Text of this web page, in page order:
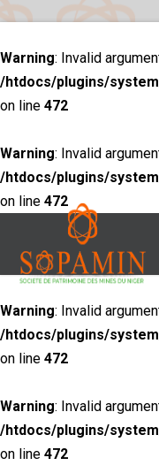
Warning: Invalid
/htdocs/plugins/
on line 472
Warning: Invalid
/htdocs/plugins/
on line 472
Warning: Invalid
/htdocs/plugins/
on line 472
Warning: Invalid
/htdocs/plugins/
on line 472